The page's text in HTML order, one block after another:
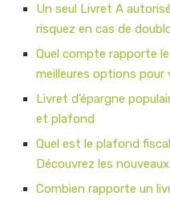
Un seul Livret A
risquez en cas de
Quel compte rapporte
meilleures options pour
Livret d’épargne
et plafond
Quel est le plafond
Découvrez les
Combien rapporte un